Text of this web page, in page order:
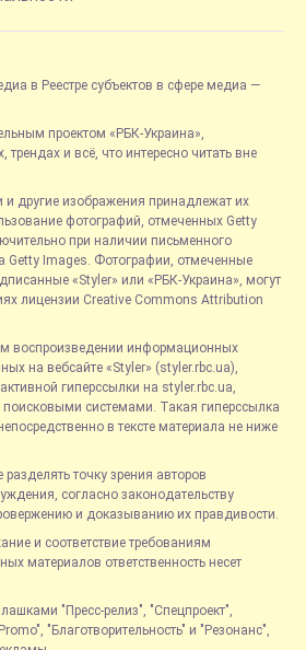
в Реестре субъектов в сфере медиа —
проектом «РБК-Украина»,
и всё, что интересно читать вне
другие изображения принадлежат их
фотографий, отмеченных Getty
при наличии письменного
Getty Images. Фотографии, отмеченные
«Styler» или «РБК-Украина», могут
лицензии Creative Commons Attribution
воспроизведении информационных
на вебсайте «Styler» (styler.rbc.ua),
гиперссылки на styler.rbc.ua,
системами. Такая гиперссылка
в тексте материала не ниже
точку зрения авторов
согласно законодательству
и доказыванию их правдивости.
и соответствие требованиям
материалов ответственность несет
"Пресс-релиз", "Спецпроект",
"Благотворительность" и "Резонанс",